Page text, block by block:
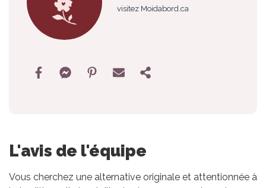
visitez Moidabord.ca
L'avis de l'équipe
Vous cherchez une alternative originale et attentionnée à